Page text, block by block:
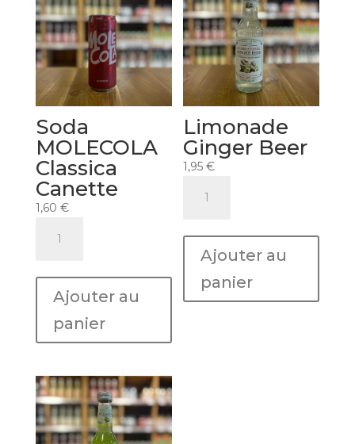
Soda
MOLECOLA
Classica
Canette
1,60 €
MOLECOLA
Classica
Ajouter au
panier
Limonade
Ginger Beer
1,95€
Ginger
BeerAjouter au
panier